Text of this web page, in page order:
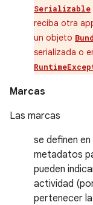
Serializable
reciba otra
un objeto
serializada o
Marcas
Las marcas
se definen
metadatos
pueden
actividad
pertenecer